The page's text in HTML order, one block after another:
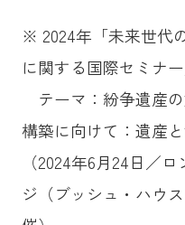
※ 2024年「未来世代
に関する国際セミナー
テーマ：紛争遺産
構築に向けて：遺産
（2024年6月24日／
ジ（ブッシュ・ハウ